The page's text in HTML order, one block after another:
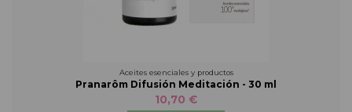
Aceites esenciales y productos
Pranarôm Difusión Meditación - 30 ml
10,70 €